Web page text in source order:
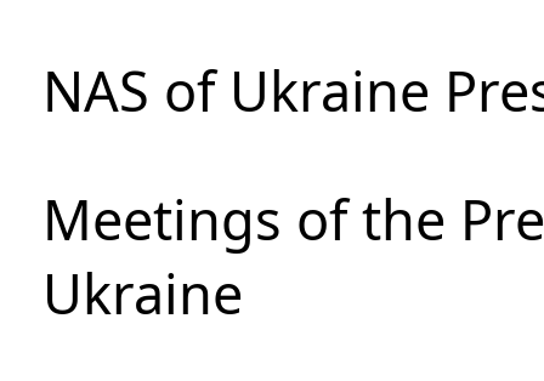
NAS of Ukraine
Meetings of the
Ukraine